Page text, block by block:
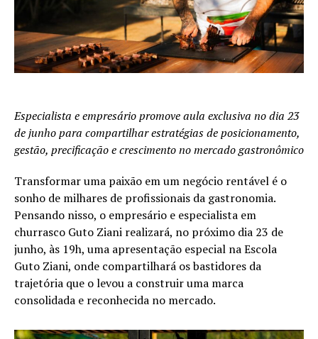
Especialista e empresário promove aula exclusiva no dia 23
de junho para compartilhar estratégias de posicionamento,
gestão, precificação e crescimento no mercado gastronômico
Transformar uma paixão em um negócio rentável é o
sonho de milhares de profissionais da gastronomia.
Pensando nisso, o empresário e especialista em
churrasco Guto Ziani realizará, no próximo dia 23 de
junho, às 19h, uma apresentação especial na Escola
Guto Ziani, onde compartilhará os bastidores da
trajetória que o levou a construir uma marca
consolidada e reconhecida no mercado.